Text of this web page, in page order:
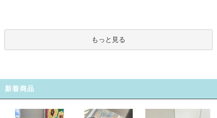
もっと見る
新着商品